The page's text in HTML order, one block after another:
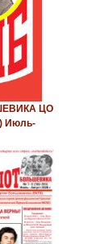
ЦО
Июль-